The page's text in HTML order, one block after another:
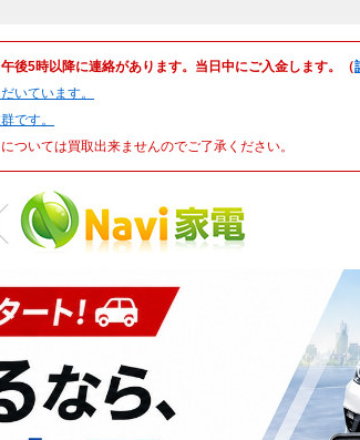
後5時以降に連絡があります。当日中にご入金します。（
いています。
です。
ついては買取出来ませんのでご了承ください。